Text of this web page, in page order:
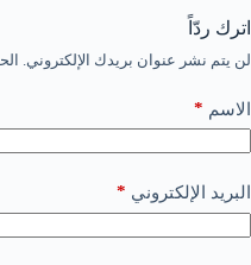
اترك ردّاً
لن يتم نشر عنوان بريدك الإلكتروني.
الاسم *
البريد الإلكتروني *